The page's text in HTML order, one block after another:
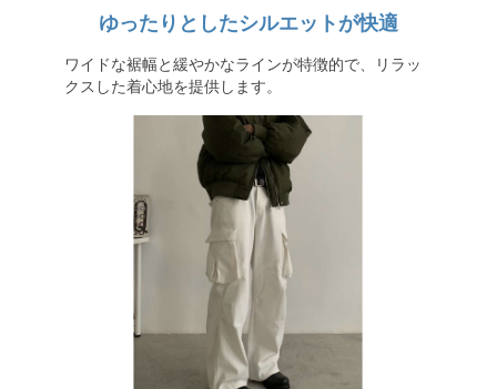
ゆったりとしたシルエットが快適
ワイドな裾幅と緩やかなラインが特徴的で、リラッ
クスした着心地を提供します。